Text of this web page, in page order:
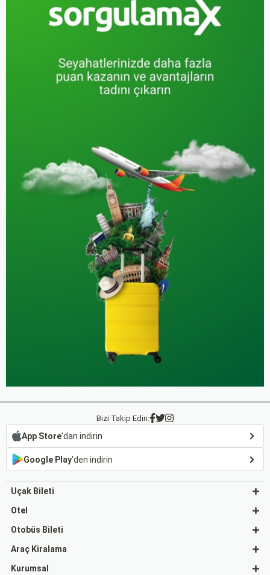
Bizi Takip Edin:
App Store'dan indirin
Google Play'den indirin
Uçak Bileti
Otel
Otobüs Bileti
Araç Kiralama
Kurumsal